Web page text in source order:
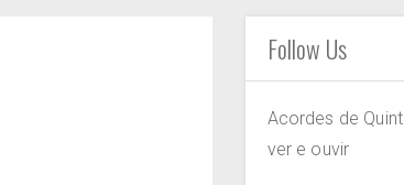
Follow Us
Acordes de
ver e ouvir